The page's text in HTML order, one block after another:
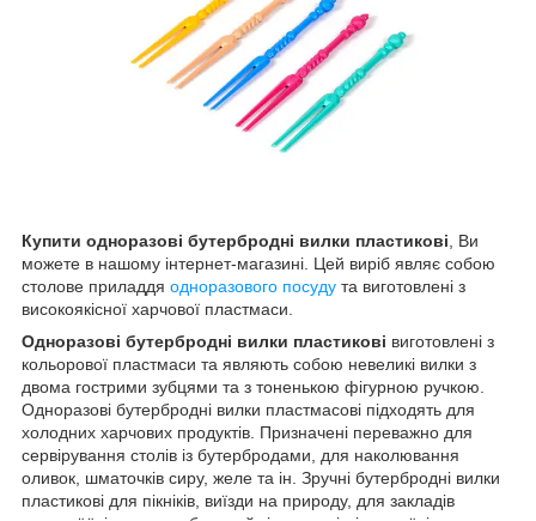
Купити одноразові бутербродні вилки пластикові , Ви
можете в нашому інтернет-магазині. Цей виріб являє собою
столове приладдя одноразового посуду та виготовлені з
високоякісної харчової пластмаси.
Одноразові бутербродні вилки пластикові виготовлені з
кольорової пластмаси та являють собою невеликі вилки з
двома гострими зубцями та з тоненькою фігурною ручкою.
Одноразові бутербродні вилки пластмасові підходять для
холодних харчових продуктів. Призначені переважно для
сервірування столів із бутербродами, для наколювання
оливок, шматочків сиру, желе та ін. Зручні бутербродні вилки
пластикові для пікніків, виїзди на природу, для закладів